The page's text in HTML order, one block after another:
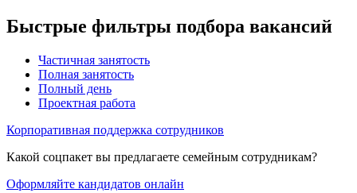
Быстрые фильтры подбора вакансий
Частичная занятость
Полная занятость
Полный день
Проектная работа
Корпоративная поддержка сотрудников
Какой соцпакет вы предлагаете семейным сотрудникам?
Оформляйте кандидатов онлайн